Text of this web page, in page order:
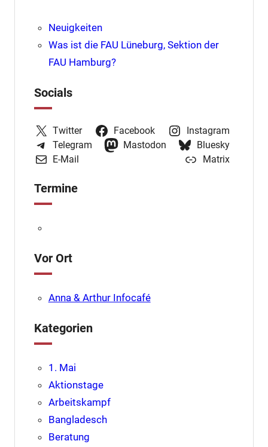
Neuigkeiten
Was ist die FAU Lüneburg, Sektion der
FAU Hamburg?
Socials
Twitter Facebook
Instagram
Telegram
Mastodon
Bluesky
E-Mail
Matrix
Termine
Vor Ort
Anna & Arthur Infocafé
Kategorien
1. Mai
Aktionstage
Arbeitskampf
Bangladesch
Beratung